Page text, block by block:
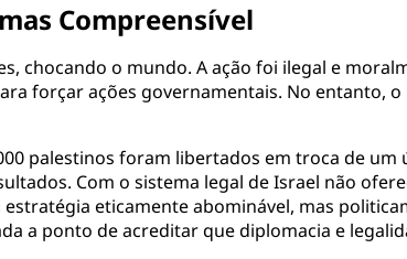
Compreensível
chocando o mundo. A ação foi ilegal e
forçar ações governamentais. No entanto,
palestinos foram libertados em troca de
Com o sistema legal de Israel não
eticamente abominável, mas
a ponto de acreditar que diplomacia e